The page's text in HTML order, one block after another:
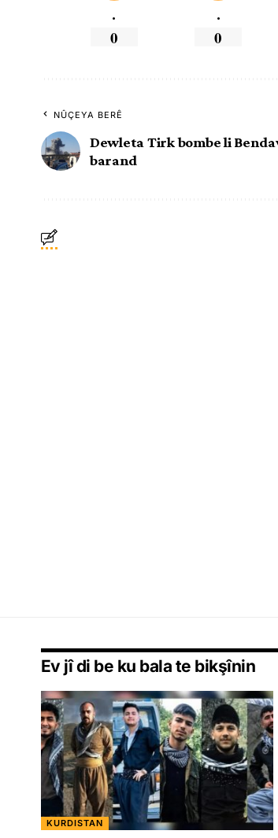
.
0
.
0
NÛÇEYA BERÊ
Dewleta Tirk bombe li
barand
Ev jî di be ku bala te bikşînin
KURDISTAN